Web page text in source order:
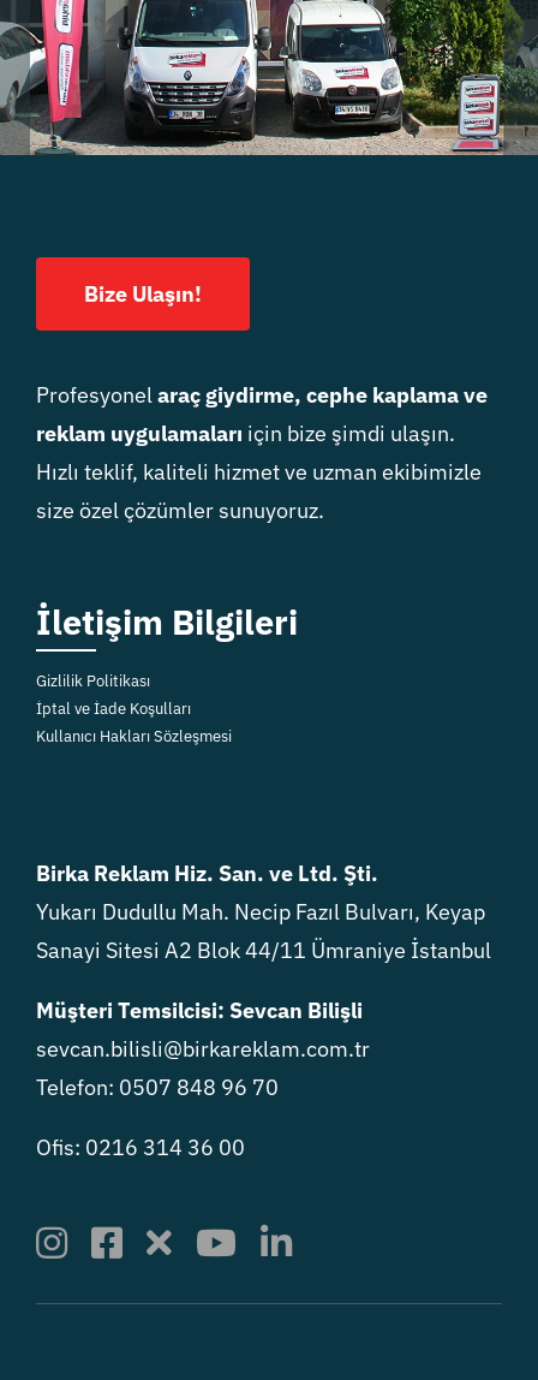
Bize Ulaşın!
Profesyonelaraç giydirme, cephe kaplama ve
reklam uygulamaları için bize şimdi ulaşın.
Hızlı teklif, kaliteli hizmet ve uzman ekibimizle
size özel çözümler sunuyoruz.
İletişim Bilgileri
Gizlilik Politikası
İptal ve İade Koşulları
Kullanıcı Hakları Sözleşmesi
Birka Reklam Hiz. San. ve Ltd. Şti.
Yukarı Dudullu Mah. Necip Fazıl Bulvarı, Keyap
Sanayi Sitesi A2 Blok 44/11 Ümraniye İstanbul
Müşteri Temsilcisi: Sevcan Bilişli
sevcan.bilisli@birkareklam.com.tr
Telefon: 0507 848 96 70
Ofis: 0216 314 36 00